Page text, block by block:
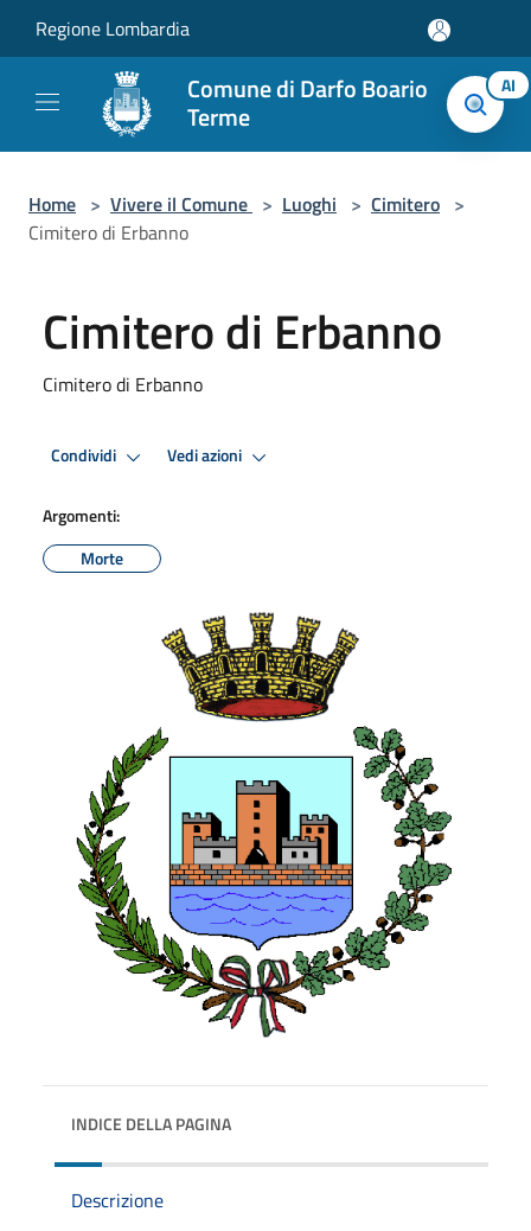
Regione Lombardia
Comune di Darfo Boario
Terme
AI
Home > Vivere il Comune > Luoghi > Cimitero >
Cimitero di Erbanno
Cimitero di Erbanno
Cimitero di Erbanno
Condividi Vedi azioni
Argomenti:
Morte
INDICE DELLA PAGINA
Descrizione